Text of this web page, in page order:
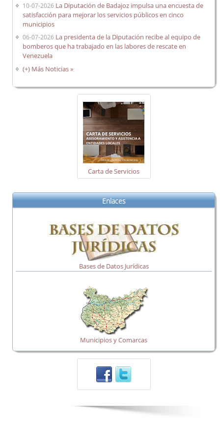
Control interno
10-07-2026 La Diputación de Badajoz impulsa una encuesta de
satisfacción para mejorar los servicios públicos en cinco
municipios
06-07-2026 La presidenta de la Diputación recibe al equipo de
bomberos que ha trabajado en las labores de rescate en
Venezuela
(+) Más Noticias »
Carta de Servicios
Enlaces
Bases de Datos Jurídicas
Municipios y Comarcas